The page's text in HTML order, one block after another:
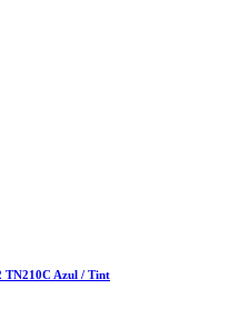
TN210C Azul / Tint